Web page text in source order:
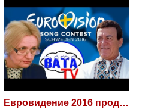
Евровидение 2016 продолжается! Россия возмущается и посылает